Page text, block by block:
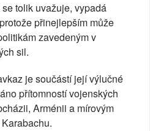
tolik uvažuje, vypadá
přinejlepším může
zavedeným v
sil.
je součástí její výlučné
přítomností vojenských
Arménii a mírovým